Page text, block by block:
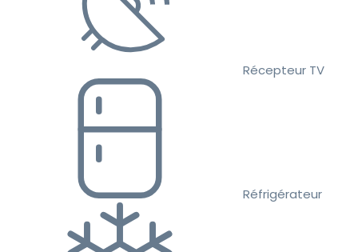
Récepteur TV
Réfrigérateur